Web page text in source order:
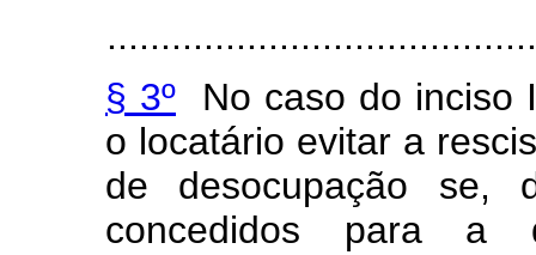
§ 3º No caso do inciso
o locatário evitar a
de desocupação se,
concedidos para a